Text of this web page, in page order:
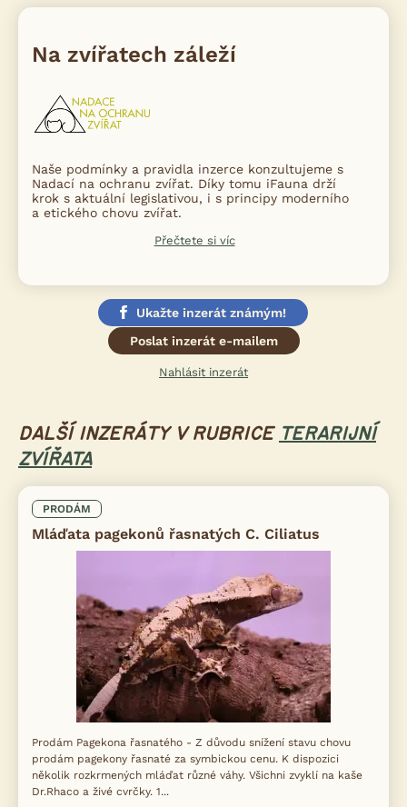
Na zvířatech záleží
Naše podmínky a pravidla inzerce konzultujeme s
Nadací na ochranu zvířat. Díky tomu iFauna drží
krok s aktuální legislativou, i s principy moderního
a etického chovu zvířat.
Přečtete si víc
Ukažte inzerát známým!
Poslat inzerát e-mailem
Nahlásit inzerát
DALŠÍ INZERÁTY V RUBRICE TERARIJNÍ
ZVÍŘATA
PRODÁM
Mláďata pagekonů řasnatých C. Ciliatus
Prodám Pagekona řasnatého - Z důvodu snížení stavu chovu
prodám pagekony řasnaté za symbickou cenu. K dispozici
několik rozkrmených mláďat různé váhy. Všichni zvyklí na kaše
Dr.Rhaco a živé cvrčky. 1...